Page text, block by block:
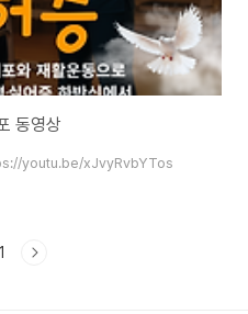
동영상
youtu.be/xJvyRvbYTos
1